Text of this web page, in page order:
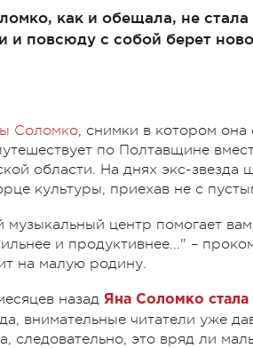
как и обещала, не стала
и повсюду с собой берет
Соломко, снимки в котором она
по Полтавщине
области. На днях экс-звезда
культуры, приехав не с
музыкальный центр помогает
и продуктивнее..." –
на малую родину.
назад Яна Соломко
внимательные читатели уже
следовательно, это вряд ли